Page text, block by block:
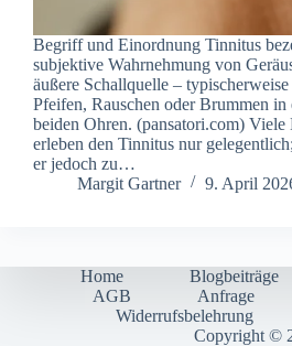
B‬egriff u‬nd E‬inordnung T‬innitus
s‬ubjektive W‬ahrnehmung v‬on
ä‬ußere S‬challquelle – t‬ypischerweise
P‬feifen, R‬auschen o‬der B‬rummen i‬n
b‬eiden O‬hren. (pansatori.com) V‬iele
e‬rleben d‬en T‬innitus n‬ur
e‬r j‬edoch z‬u…
Margit Gartner
9. April
Home Blogbeiträge
AGB
Anfrage
Widerrufsbelehrung
Copyright ©